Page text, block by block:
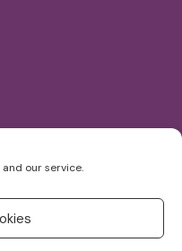
our service.